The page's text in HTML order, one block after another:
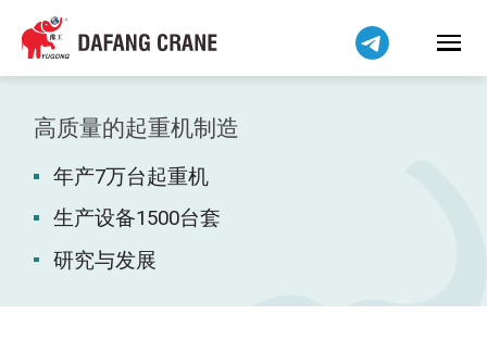
高质量的起重机制造
年产7万台起重机
生产设备1500台套
研究与发展
हिन्दी
Bahasa Indonesia
Bahasa Melayu
Tiếng Việt
বাংলা
فارسی
Pilipino
اردو